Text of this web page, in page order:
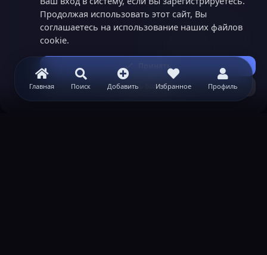
Главная Поиск Добавить Избранное Профиль
Продолжая использовать этот сайт, Вы
соглашаетесь на использование наших файлов
cookie.
Принять
Узнать больше...